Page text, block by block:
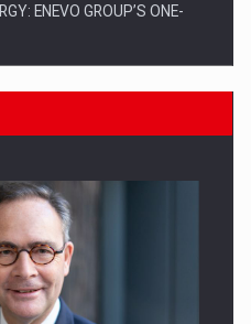
ENEVO GROUP’S ONE-